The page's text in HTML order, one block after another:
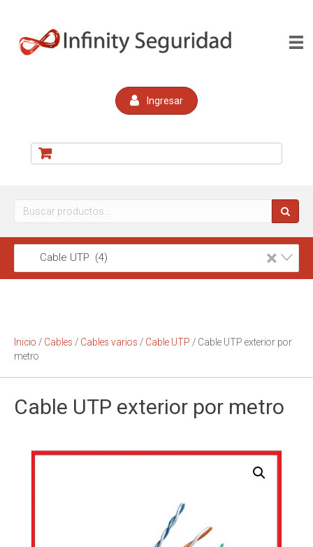
Ingresar
Buscar
×
Cable UTP (4)
Inicio / Cables / Cables varios / Cable UTP / Cable UTP exterior por
metro
Cable UTP exterior por metro